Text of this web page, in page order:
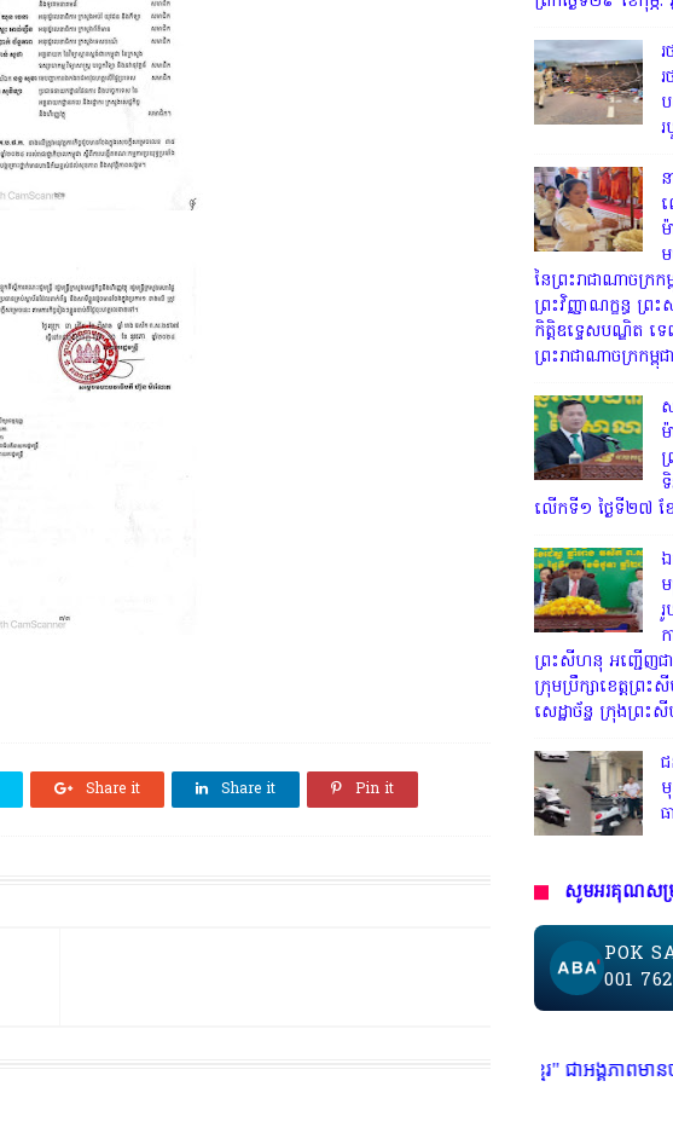
Share it Share it Pin it
នៃព្រះរាជាណាចក្រ
ព្រះវិញ្ញាណក្ខន្ធ ព្រ
កិត្តិឧទ្ទេសបណ្ឌិត ទ
ព្រះរាជាណាចក្រកម្ពុជ
លើកទី១ ថ្ងៃទី២៧ ខ
ព្រះសីហនុ អញ្ជើញជ
ក្រុមប្រឹក្សាខេត្តព្
សេដ្ឋាច័ន្ទ ក្រុងព្រ
សូមអរគុណសម្រា
POK
001
* អង្គភាពសារព័ត៌មាន"ជីវិតកូនខ្មែរ" ជាអង្គភាពមានច្បាប់អនុញ្ញាតិដោយ